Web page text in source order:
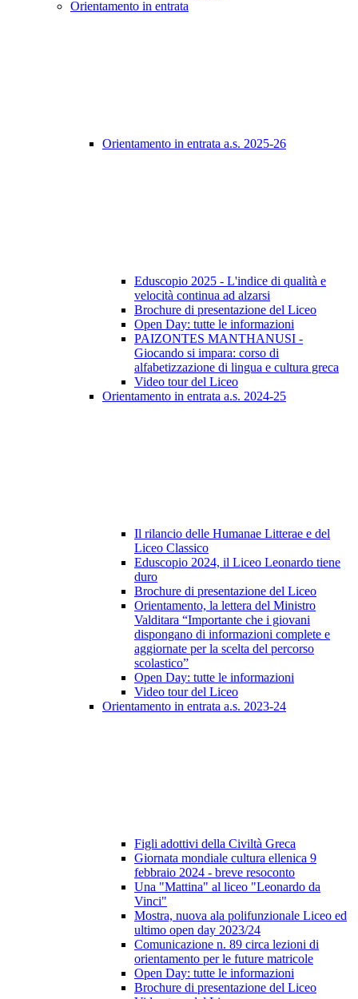
Orientamento in entrata
Orientamento in entrata a.s. 2025-26
Eduscopio 2025 - L'indice di qualità e
velocità continua ad alzarsi
Brochure di presentazione del Liceo
Open Day: tutte le informazioni
PAIZONTES MANTHANUSI -
Giocando si impara: corso di
alfabetizzazione di lingua e cultura greca
Video tour del Liceo
Orientamento in entrata a.s. 2024-25
Il rilancio delle Humanae Litterae e del
Liceo Classico
Eduscopio 2024, il Liceo Leonardo tiene
duro
Brochure di presentazione del Liceo
Orientamento, la lettera del Ministro
Valditara “Importante che i giovani
dispongano di informazioni complete e
aggiornate per la scelta del percorso
scolastico”
Open Day: tutte le informazioni
Video tour del Liceo
Orientamento in entrata a.s. 2023-24
Figli adottivi della Civiltà Greca
Giornata mondiale cultura ellenica 9
febbraio 2024 - breve resoconto
Una "Mattina" al liceo "Leonardo da
Vinci"
Mostra, nuova ala polifunzionale Liceo ed
ultimo open day 2023/24
Comunicazione n. 89 circa lezioni di
orientamento per le future matricole
Open Day: tutte le informazioni
Brochure di presentazione del Liceo